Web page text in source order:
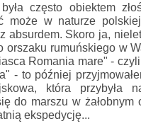
często obiektem
może w naturze
absurdem. Skoro ja,
orszaku rumuńskiego w
Romania mare" -
- to później
która przybyła
do marszu w
ekspedycję...